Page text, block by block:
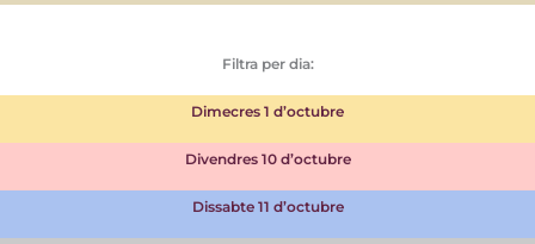
Filtra per dia:
Dimecres 1 d’octubre
Divendres 10 d’octubre
Dissabte 11 d’octubre